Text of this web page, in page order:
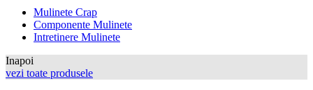
Mulinete Crap
Componente Mulinete
Intretinere Mulinete
Inapoi
vezi toate produsele